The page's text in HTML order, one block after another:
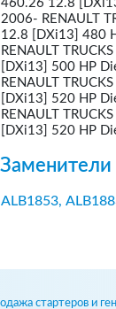
460.26 12.8
2006- RENAULT
12.8 [DXi13] 480
RENAULT
[DXi13] 500 HP
RENAULT
[DXi13] 520 HP
RENAULT
[DXi13] 520 HP
Заменители
ALB1853,
стартеров и